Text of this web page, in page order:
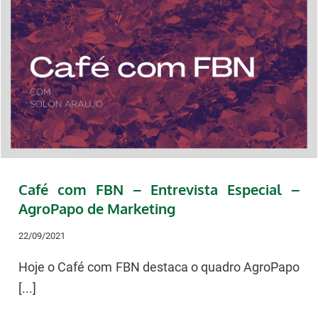
Café com FBN – Entrevista Especial –
AgroPapo de Marketing
22/09/2021
Hoje o Café com FBN destaca o quadro AgroPapo
[...]